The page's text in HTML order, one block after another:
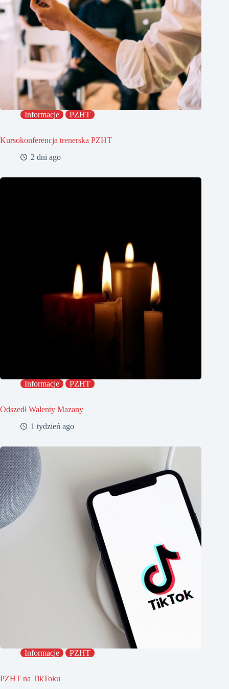
Informacje PZHT
Kursokonferencja trenerska PZHT
2 dni ago
Informacje PZHT
Odszedł Walenty Mazany
1 tydzień ago
Informacje PZHT
PZHT na TikToku